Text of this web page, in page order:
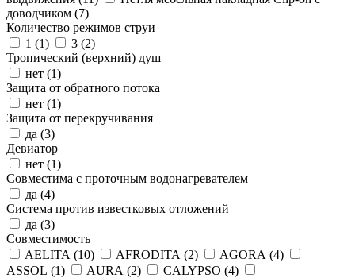
доводчиком (7)
Количество режимов струи
1 (1) 3 (2)
Тропический (верхний) душ
нет (1)
Защита от обратного потока
нет (1)
Защита от перекручивания
да (3)
Девиатор
нет (1)
Совместима с проточным водонагревателем
да (4)
Система против известковых отложений
да (3)
Совместимость
AELITA (10) AFRODITA (2) AGORA (4)
ASSOL (1) AURA (2) CALYPSO (4)